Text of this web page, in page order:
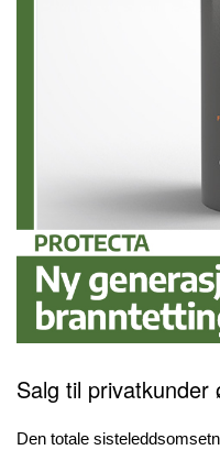
Salg til privatkunder
Den totale